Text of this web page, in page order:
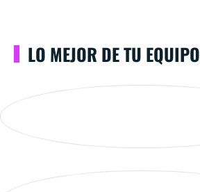
LO MEJOR DE TU EQUIPO